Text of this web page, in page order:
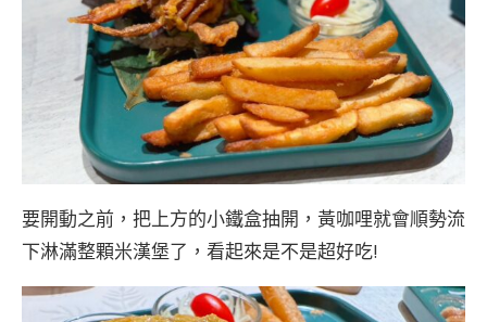
要開動之前，把上方的小鐵盒抽開，黃咖哩就會順勢流
下淋滿整顆米漢堡了，看起來是不是超好吃!